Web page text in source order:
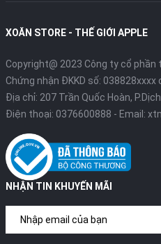
XOĂN STORE - THẾ GIỚI APPLE
Copyright@ 2023 Công ty cổ
Chứng nhận ĐKKD số: 038828xxxx
Địa chỉ: 207 Trần Quốc Hoàn,
Điện thoại: 0376600888 - Email:
NHẬN TIN KHUYẾN MÃI